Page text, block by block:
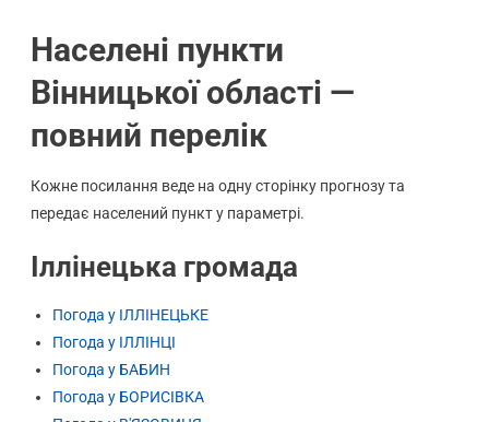
Населені пункти
Вінницької області —
повний перелік
Кожне посилання веде на одну сторінку прогнозу та
передає населений пункт у параметрі.
Іллінецька громада
Погода у ІЛЛІНЕЦЬКЕ
Погода у ІЛЛІНЦІ
Погода у БАБИН
Погода у БОРИСІВКА